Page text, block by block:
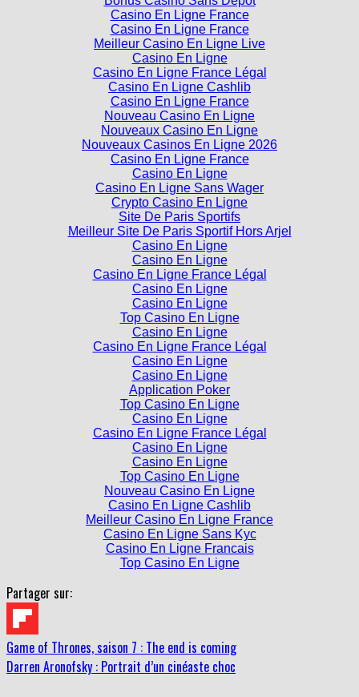
Casino En Ligne France
Meilleur Casino En Ligne Live
Casino En Ligne
Casino En Ligne France Légal
Casino En Ligne Cashlib
Casino En Ligne France
Nouveau Casino En Ligne
Nouveaux Casino En Ligne
Nouveaux Casinos En Ligne 2026
Casino En Ligne France
Casino En Ligne
Casino En Ligne Sans Wager
Crypto Casino En Ligne
Site De Paris Sportifs
Meilleur Site De Paris Sportif Hors Arjel
Casino En Ligne
Casino En Ligne
Casino En Ligne France Légal
Casino En Ligne
Casino En Ligne
Top Casino En Ligne
Casino En Ligne
Casino En Ligne France Légal
Casino En Ligne
Casino En Ligne
Application Poker
Top Casino En Ligne
Casino En Ligne
Casino En Ligne France Légal
Casino En Ligne
Casino En Ligne
Top Casino En Ligne
Nouveau Casino En Ligne
Casino En Ligne Cashlib
Meilleur Casino En Ligne France
Casino En Ligne Sans Kyc
Casino En Ligne Francais
Top Casino En Ligne
Game of Thrones, saison 7 : The end is coming
Darren Aronofsky : Portrait d’un cinéaste choc